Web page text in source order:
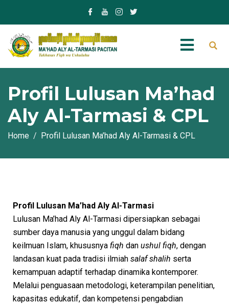
Profil Lulusan Ma’had
Aly Al-Tarmasi & CPL
Home Profil Lulusan Ma’had Aly Al-Tarmasi & CPL
Profil Lulusan Ma’had Aly Al-Tarmasi
Lulusan Ma’had Aly Al-Tarmasi dipersiapkan sebagai
sumber daya manusia yang unggul dalam bidang
keilmuan Islam, khususnya fiqh dan ushul fiqh, dengan
landasan kuat pada tradisi ilmiah salaf shalih serta
kemampuan adaptif terhadap dinamika kontemporer.
Melalui penguasaan metodologi, keterampilan penelitian,
kapasitas edukatif, dan kompetensi pengabdian